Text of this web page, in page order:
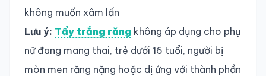
không muốn xâm lấn
Lưu ý: Tẩy trắng răng không áp dụng cho phụ
nữ đang mang thai, trẻ dưới 16 tuổi, người bị
mòn men răng nặng hoặc dị ứng với thành phần